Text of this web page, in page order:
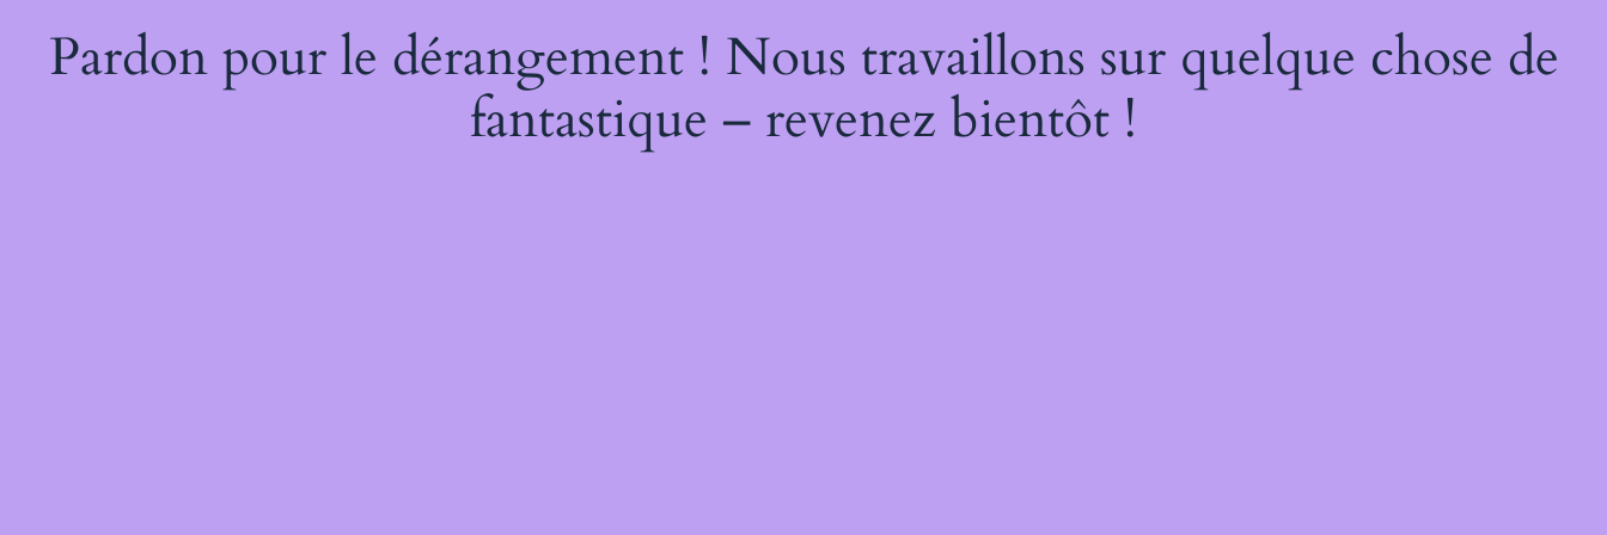
Pardon pour le dérangement ! Nous travaillons sur quelque chose de
fantastique – revenez bientôt !